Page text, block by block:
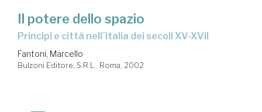
Il potere dello spazio
Principi e cittâ nell´Italia dei secoli XV-XVII
Fantoni, Marcello
Bulzoni Editore, S.R.L.. Roma, 2002